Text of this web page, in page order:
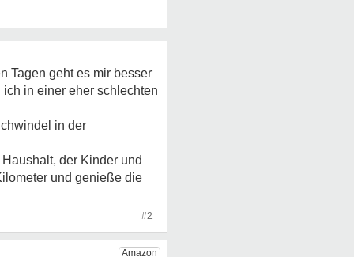
Tagen geht es mir besser
in einer eher schlechten
in der
der Kinder und
und genieße die
#2